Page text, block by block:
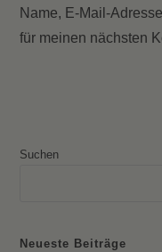
Kommentieren
ein
ein
(optional)
Name, E-Mail-
für meinen nächsten
Suchen
Neueste Beiträge